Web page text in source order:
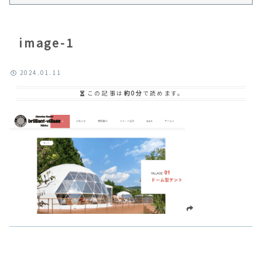
image-1
2024.01.11
この記事は 約0分 で読めます。